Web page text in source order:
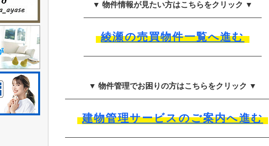
▼ 物件情報が見たい方はこちらをクリック ▼
綾瀬の売買物件一覧へ進む
▼ 物件管理でお困りの方はこちらをクリック ▼
建物管理サービスのご案内へ進む